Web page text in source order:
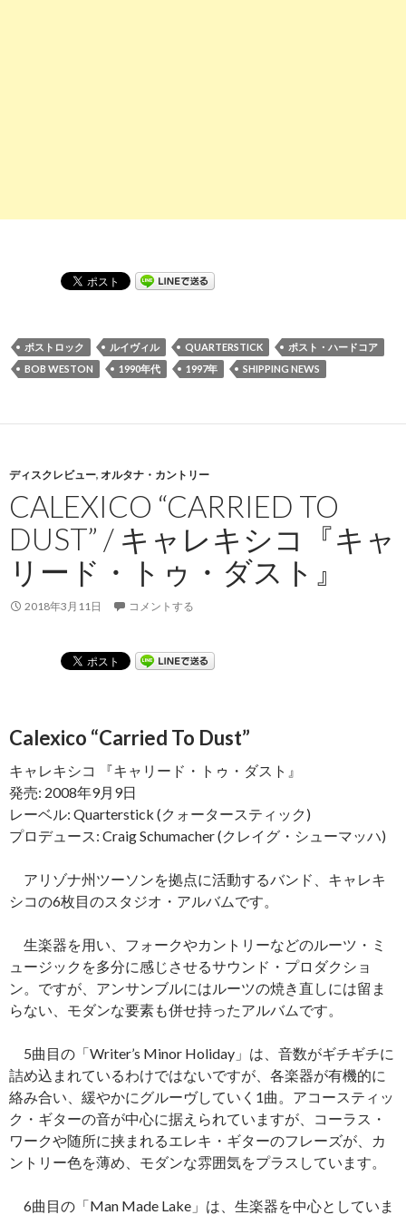
ポストロック ルイヴィル QUARTERSTICK
ポスト・ハードコア
BOB WESTON
1990年代 1997年 SHIPPING NEWS
ディスクレビュー, オルタナ・カントリー
CALEXICO “CARRIED TO
DUST” / キャレキシコ『キャ
リード・トゥ・ダスト』
2018年3月11日 コメントする
Calexico “Carried To Dust”
キャレキシコ 『キャリード・トゥ・ダスト』
発売: 2008年9月9日
レーベル: Quarterstick (クォータースティック)
プロデュース: Craig Schumacher (クレイグ・シューマッハ)
アリゾナ州ツーソンを拠点に活動するバンド、キャレキ
シコの6枚目のスタジオ・アルバムです。
生楽器を用い、フォークやカントリーなどのルーツ・ミ
ュージックを多分に感じさせるサウンド・プロダクショ
ン。ですが、アンサンブルにはルーツの焼き直しには留ま
らない、モダンな要素も併せ持ったアルバムです。
5曲目の「Writer’s Minor Holiday」は、音数がギチギチに
詰め込まれているわけではないですが、各楽器が有機的に
絡み合い、緩やかにグルーヴしていく1曲。アコースティッ
ク・ギターの音が中心に据えられていますが、コーラス・
ワークや随所に挟まれるエレキ・ギターのフレーズが、カ
ントリー色を薄め、モダンな雰囲気をプラスしています。
6曲目の「Man Made Lake」は、生楽器を中心としていま